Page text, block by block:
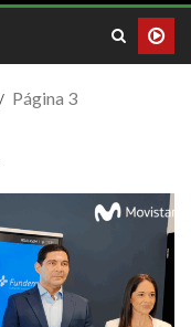
Página 3